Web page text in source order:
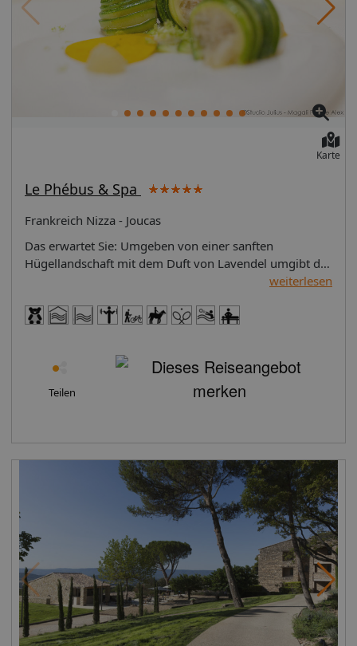
Karte
Le Phébus & Spa
Frankreich Nizza - Joucas
Das erwartet Sie: Umgeben von einer sanften Hügellandschaft mit dem Duft von Lavendel umgibt das Hotel ein Flair im französischen Landhausstil. Liebevoll arrangierte verspielte Details, lichtdurchflutete Räume und die Gourmetküche von Xavier Mathieu versprechen Genuss par excellence. Lage: Ort Joucas Lage & Umgebung Ideal gelegen, um den Charme und den Charakter des Lubéron zu erkunden, liegt dieses Mas aus sonnengetrockneten Steinen zwischen Roussillon und Gordes. Jeweils rund 13 Kilometer vom Kloster Notre-Dame de Sénanque aus dem 12. Jahrhundert und dem Lavendel-Museum entfernt, sind einige Ausflugsziele greifbar nah. Lage am Hang, inmitten der Natur, ruhig, nahe Sehenswürdigkeiten, Restaurants/Geschäfte in der NäheHöhe des Ortes: 263 m Entfernungen: Flughafen Marignane Airport Marseille ca. 88 km, Fahrzeit: ca. 1 Stunde (Die Transferzeit kann hiervon abweichen).Bahnhof Avignon Train Station ca. 41 km, Fahrzeit: ca. 45 Minutennächster Ort GORDES ca. 8 km, Fahrzeit: ca. 14 Minutennächster Ort Aix en Provence ca. 68 km, Fahrzeit: ca. 80 Minutennächster Ort Marseille ca. 92 km, Fahrzeit: ca. 80 Das bietet Ihre Unterkunft: Kurtaxe/Ökotaxe/Touristensteuer zahlbar vor Ort: Barzahlung, pro Nacht ca. 1.50 EURNichtraucherhotelCheck-in Zeit ab 15:00 UhrCheck-out Zeit bis 12:00 UhrRezeptionGästebetreuungKaminzimmer, WintergartenGartenanlagePools: 3Pool "Main pool": Outdoor, beheizbar, Daybeds, Liegestühle, SonnenschirmePool "Spa heated pool": Indoor, beheizbar, im WellnessbereichPool "Angel Villa Pool": Outdoor, Thermalwasser, beheizbar, Liegestühle, SonnenschirmeWhirlpool "Jacuzzi": Outdoor, im WellnessbereichBadetücherSouvenirshop, BoutiqueInternet: WLAN/WiFi, im gesamten Hotel (Anlage): ohne GebührZahlungsarten: TUI Card / VISA, MasterCard, American ExpressHaustier: Hund erlaubt: ohne Gebühr, Barzahlung, pro Nacht ca. 15.00 EURParkmöglichkeiten: Parkplatz (nach Verfügbarkeit), unbewacht: ohne Gebühr, Garage: Barzahlung, pro Nacht ca. 25.00 EUR, Anfrage & Reservierung notwendig, Stellplätze, überdacht, nicht überdachtBusinesscenterTagungseinrichtungen: Konferenzräume: 1, klimatisierte Tagungsräume, Tageslicht, Tagungsequipment, Coffee BreaksZimmer: 24Landeskategorie: 5 Sterne Ihre Unterkunft bietet folgende Verpflegungsangebote: Frühstück Beschreibung der Verpflegungsangebote: Frühstück: kontinental Restaurants: 2Gourmetrestaurant "Xavier MATHIEU": 1 Michelin Stern, Küche: französisch, regional, à la carte, Menüwahl, gesetztes Menü, Afternoon Tea, zwei Essenszeiten am Abend, drei Essenszeiten am Abend, klimatisierbar, mit Terrasse, angemessene Kleidung erwünschtRestaurant "Le Café de le Fontaine": Küche: französisch, regional, à la carte, Menüwahl, gesetztes Menü, mit Terrasse Sport & Fitness: FitnessraumPilates Wellness: Wellnessbereich/Spa: "Carita Spa"Whirlpool "Jacuzzi": Outdoor, im WellnessbereichPool "Spa heated pool": Indoor, beheizbar, im WellnessbereichMassagen: klassische Massage, Sportmassage, Lomimassage, Hotstone Massage, Ayurveda-Massage, Aromaölmassage, Ganzkörpermassage, Teilkörpermassage, RückenmassageBeauty-/Kosmetikanwendungen: Anti-Aging, Cellulite-Behandlung, Peeling, Modellagen, Gesichtsbehandlung, Maniküre, Pediküre Unterhaltung: FitnessanimationKochkurse Für Kinder: Für Familien BABYS Babysitterservice: gegen Gebühr, Barzahlung KINDER Kinderspielplatz So wohnen Sie: Guarrigue room (DZX1), Doppelzimmer, Nichtraucherzimmer, im Hauptgebäude, zum Innenhof gelegen, Gartenblick, Blick auf Luberon mountain, ca. 23 - 33 m², Gesamtanzahl der Räume in diesem Zimmertyp: 6, 1 Doppelbett (180x200cm), Klimaanlage: individuell regelbar, kalt, warm, Heizung: individuell regelbar, Fußbodenheizung, Safe, Schreibtisch, Minibar: gegen Gebühr, Barzahlung, Softdrinks, Wasser, alkoholische Getränke, Snacks, Telefon, Internet: WLAN/WiFi, Fernseher: Flatscreen, im Schlafzimmer, Sat-TV, Radio, iPod-Docking Station, Roomservice, Reinigungsservice, Tageszeitung: Sprachen: französisch, Badewanne, WC, Bademantel, FöhnTerrace room (DZX2), Doppelzimmer, Nichtraucherzimmer, Neubau, Poolseite, Blick auf pool or garden view, ca. 23 - 46 m², Gesamtanzahl der Räume in diesem Zimmertyp: 11, 1 Doppelbett (180x200cm), Klimaanlage: individuell regelbar, kalt, warm, Heizung: individuell regelbar, Fußbodenheizung, Safe, Schreibtisch, Minibar: gegen Gebühr, Barzahlung, Softdrinks, Wasser, alkoholische Getränke, Snacks, Minibarauffüllung, Telefon, Internet: WLAN/WiFi, Fernseher: Flatscreen, im Schlafzimmer, Sat-TV, Kabel-TV, DVD-Player, Radio, iPod-Docking Station, Roomservice, Reinigungsservice, Tageszeitung: Sprachen: französisch, Dusche, Regendusche, Badewanne, separates WC, Bademantel, Slipper, Föhn, Terrasse: mit Liegestühlen, mit SitzgelegenheitJunior Suite Pool (JSG1), Juniorsuite, Nichtraucherzimmer, im Hauptgebäude, Gartenseite, Poolblick, Parkblick, ca. 42 m², Gesamtanzahl der Räume in diesem Zimmertyp: 2, Aufteilung wie folgt: kombiniertes Wohn-/Schlafzimmer, 1 King Size Bett, 1 Schlafsofa (180x200cm), Klimaanlage: individuell regelbar, kalt, warm, Heizung: individuell regelbar, Fußbodenheizung, Safe, Sitzecke, Sofa, Schreibtisch, Minibar: gegen Gebühr, Barzahlung, Softdrinks, Wasser, alkoholische Getränke, Snacks, Minibarauffüllung, Telefon, Internet: WLAN/WiFi, Fernseher: Flatscreen, Sat-TV, Kabel-TV, DVD-Player, Radio, iPod-Docking Station, Roomservice, Reinigungsservice, Tageszeitung, Regendusche, Badewanne, WC, Bademantel, Slipper, Föhn, Terrasse: mit Liegestühlen, mit Sitzgelegenheit, mit direktem Poolzugang, mit Private PoolLuberon Suite (SUX1), Familienzimmer, Nichtraucherzimmer, im Hauptgebäude, Gartenseite, Blick auf pool or gardenview, ca. 37 m², Gesamtanzahl der Räume in diesem Zimmertyp: 2, Aufteilung wie folgt: kombiniertes Wohn-/Schlafzimmer, 1 Schlafzimmer, 1 Doppelbett (180x200cm), Klimaanlage: individuell regelbar, kalt, warm, Heizung: individuell regelbar, Fußbodenheizung, Fußboden: Teppichboden, Safe, Sofa, Schreibtisch, Minibar: gegen Gebühr, Barzahlung, Softdrinks, Wasser, alkoholische Getränke, Snacks, Minibarauffüllung, Telefon, Internet: WLAN/WiFi, Fernseher: Flatscreen, im Schlafzimmer, Sat-TV, Kabel-TV, DVD-Player, Radio, iPod-Docking Station, Roomservice, Reinigungsservice, Tageszeitung: Sprachen: französisch, Regendusche, Badewanne, WC, separates WC, Bademantel, Slipper, FöhnTerrace Suite (SUX2), Suite, Nichtraucherzimmer, im Hauptgebäude, Gartenseite, Blick auf Garden or pool view, ca. 53 - 60 m², Gesamtanzahl der Räume in diesem Zimmertyp: 3, Aufteilung wie folgt: bestehend aus 2 Doppelzimmern ohne Verbindungstür, 1 Schlafzimmer, 1 Doppelbett (180x200cm), 1 Schlafsofa, Klimaanlage: individuell regelbar, kalt, warm, Heizung: individuell regelbar, Fußbodenheizung, Fußboden: Teppichboden, Safe, Sitzecke, Sofa, Schreibtisch, Minibar: gegen Gebühr, Barzahlung, Softdrinks, Wasser, alkoholische Getränke, Snacks, Minibarauffüllung, Telefon, Internet: WLAN/WiFi, Fernseher: Flatscreen, im Schlafzimmer, Sat-TV, Kabel-TV, DVD-Player, Radio, iPod-Docking Station, Roomservice, Reinigungsservice, Tageszeitung, Badewanne oder Dusche, Dusche, Regendusche, separates WC, Bademantel, Slipper, Föhn, Balkon oder Terrasse: mit Sitzgelegenheit, Terrasse: mit Liegestühlen, mit Sitzgelegenheit Ihre Vorteile: Mehrwert Besondere Privilegien für Honeymooner: 1 Flasche Rosewein und Blumen Mehrwert Honeymoon-Special: Gilt für Hochzeitsreisende. Eine Kopie der Heiratsurkunde, nicht älter als 3 Monate, muss beim Check-in vorgelegt werden. Bitte bei Buchung "Honeymooner" in der Bemerkung angeben. Food & Beverage Leistung: Rosewein: Flasche: 1 (inklusive/ermäßigt/Guthaben) in der Kategorie DZX1 Doppelzimmer Typ Guarrigue,DZX2 Doppelzimmer Typ Terrace room,SUX1 Suite Typ Luberon Suite,SUX2 Suite Typ Terrace Suite,JSG1 Juniorsuite Gartenblick, pro Zimmer pro Aufenthalt, bei Buchung mit Frühstück, ab 1 Nacht/Nächten Aufenthalt, bei Aufenthalt 12.04.2019-01.11.2019 und Buchung bis 1 Tage vor Anreise und Buchung bis 01.11.2019Bitte beachten Sie! Bei einer Paketreise mit internationalem Flug ist das Zug zum Flug Ticket für Abflughäfen in Deutschland (und dem EuroAirport Basel) kostenfrei zubuchbar. Das Zug zum Flug Ticket gilt nicht bei: Buchung einer reinen Flugleistung, Buchung einer Hotelleistung ohne Flug, Buchung von Leistungen (z.B. Hotel, Ausflüge oder Mietwagen) mit einem separat dazu gebuchten Flug Reisen von deutschen Abflughäfen zu den Zielflughäfen EuroAirport Basel und Salzburg sowie innerdeutschen Flugreisen Abflüge von ausländischen Flughäfen, auch nicht für die innerdeutsche Strecke bis zur Grenze Für aus dem Ausland anreisende TUI Deutschland Gäste gilt für Abflüge ab deutschen Flughäfen das Zug zum Flug Ticket ab der Grenze innerhalb Deutschlands. Bei Buchung einer Paketreise im Internet ist das Zug zum Flug Ticket bereits inkludiert. Das Zug zum Flug Ticket ist eine Kooperation mit der Deutschen Bahn AG. Mehr Informationen finden Sie auf http://www.tui.com/service-kontakt/zug-zum-flug/. Privattransfer ist bei vielen Hotels zubuchbar. Ausgenommen bei Individuell-Buchungen Reiseexperten sind während Ihres Urlaubs 24 Stunden (am Tag persönlich, telefonisch oder per E-Mail) erreichbar. Mietwagen von TUI CARS sind in vielen Zielgebieten zubuchbar. zus. Informationen: Mindestaufenthalt Buchungshinweise: Informationen zur Infantbelegung (JSG1, DZX1, SUX1, DZX2 und SUX2): Über die Maximalbelegung hinaus ist max. 1 Baby im Zimmer erlaubt. Hinweis Buchbar ab 12.04. Preise laut System. Einreisebestimmungen Frankreich: http://www.tui-info.de/ICAT/pdf/country/pdf/entry/1/id/FRA Rating: 100 Wesentliche Eigenschaften Ihres Hotels: Ausstattung Kurtaxe/Ökotaxe/Touristensteuer zahlbar vor Ort: Barzahlung, pro Nacht ca. 1.50 EURNichtraucherhotelCheck-in Zeit ab 15:00 UhrCheck-out Zeit bis 12:00 UhrGästebetreuungPools: 3 (Pool: Liegestühle / Pool / Pool: Liegestühle)Internet: WLAN/WiFi, im gesamten Hotel (Anlage): ohne GebührZahlungsarten: TUI Card / VISA, MasterCard, American ExpressParkmöglichkeiten: Parkplatz (nach Verf
weiterlesen
Teilen